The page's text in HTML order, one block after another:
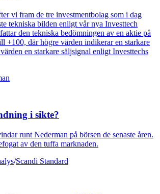
vi fram de tre investmentbolag som i dag
tekniska bilden enligt vår nya Investtech
den tekniska bedömningen av en aktie på
+100, där högre värden indikerar en starkare
en starkare säljsignal enligt Investtechs
i sikte?
runt Nederman på börsen de senaste åren.
av den tuffa marknaden.
/Scandi Standard